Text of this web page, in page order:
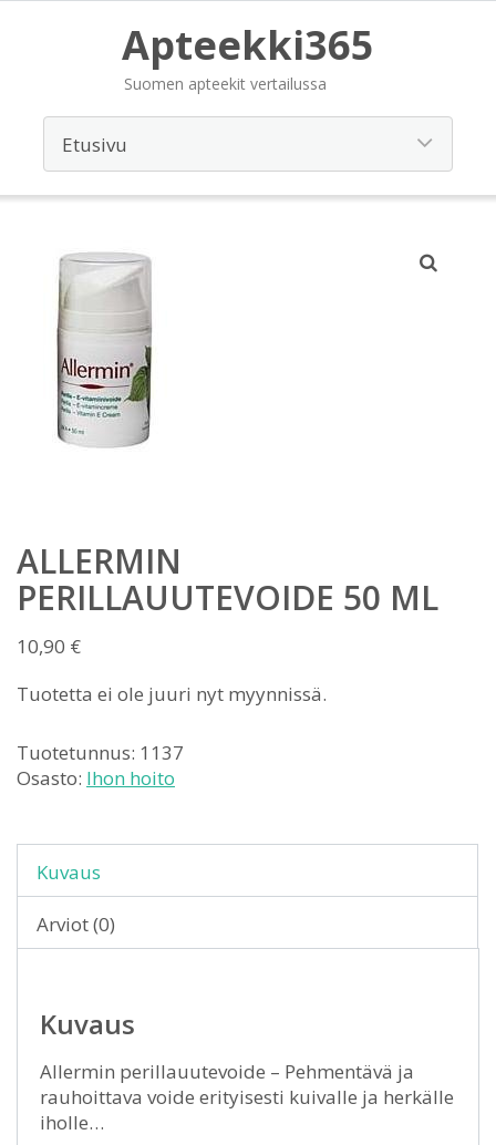
Apteekki365
Suomen apteekit vertailussa
ALLERMIN
PERILLAUUTEVOIDE 50 ML
10,90 €
Tuotetta ei ole juuri nyt myynnissä.
Tuotetunnus: 1137
Osasto: Ihon hoito
Kuvaus
Arviot (0)
Kuvaus
Allermin perillauutevoide – Pehmentävä ja
rauhoittava voide erityisesti kuivalle ja herkälle
iholle…